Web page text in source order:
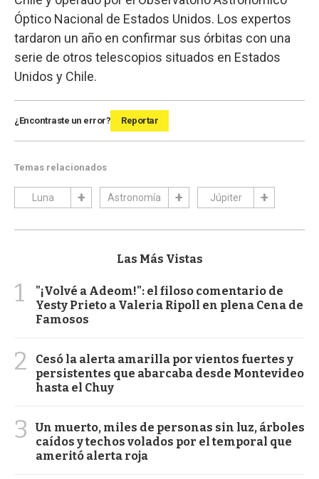
Óptico Nacional de Estados Unidos. Los expertos
tardaron un año en confirmar sus órbitas con una
serie de otros telescopios situados en Estados
Unidos y Chile.
¿Encontraste un error? Reportar
Temas relacionados
Luna Astronomía Júpiter
Las Más Vistas
1
"¡Volvé a Adeom!": el filoso comentario de
Yesty Prieto a Valeria Ripoll en plena Cena de
Famosos
2
Cesó la alerta amarilla por vientos fuertes y
persistentes que abarcaba desde Montevideo
hasta el Chuy
3
Un muerto, miles de personas sin luz, árboles
caídos y techos volados por el temporal que
ameritó alerta roja